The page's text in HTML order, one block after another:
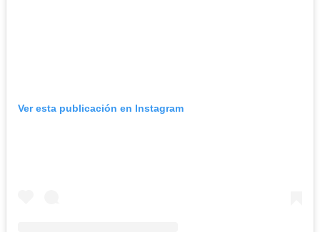
Ver esta publicación en Instagram